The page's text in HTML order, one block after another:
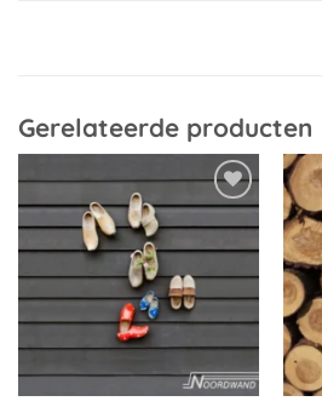
Gerelateerde producten
aan
verlanglijst